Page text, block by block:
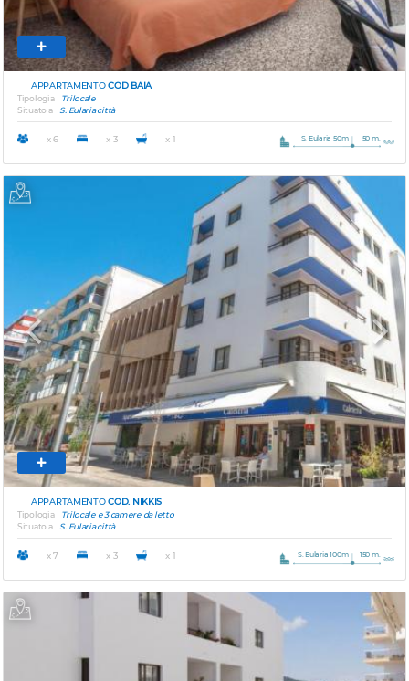
APPARTAMENTOCOD BAIA
Tipologia
Trilocale
Situato a
S. Eularia città
x 6 x 3 x 1 S. Eularia 50m 50 m.
Previous Next
APPARTAMENTOCOD. NIKKIS
Tipologia
Trilocale e 3 camere da letto
Situato a
S. Eularia città
x 7 x 3 x 1 S. Eularia 100m 150 m.